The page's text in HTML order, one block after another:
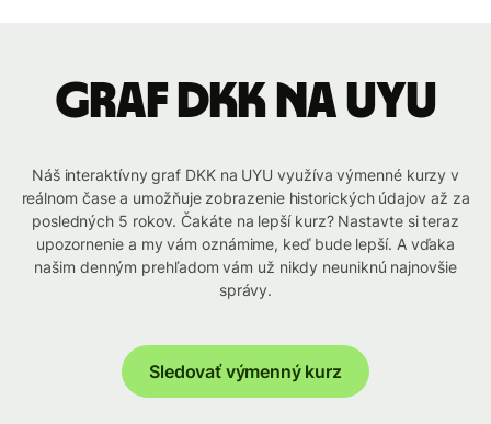
graf DKK na UYU
Náš interaktívny graf DKK na UYU využíva výmenné kurzy v
reálnom čase a umožňuje zobrazenie historických údajov až za
posledných 5 rokov. Čakáte na lepší kurz? Nastavte si teraz
upozornenie a my vám oznámime, keď bude lepší. A vďaka
našim denným prehľadom vám už nikdy neuniknú najnovšie
správy.
Sledovať výmenný kurz